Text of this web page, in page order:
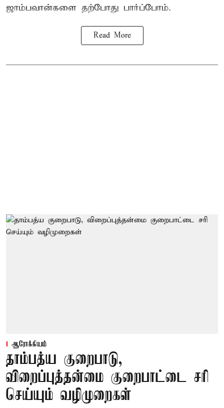
ஜாம்பவான்களை தற்போது பார்ப்போம்.
Read More
ஆரோக்கியம்
தாம்பத்ய குறைபாடு,
விறைப்புத்தன்மை குறைபாட்டை சரி
செய்யும் வழிமுறைகள்